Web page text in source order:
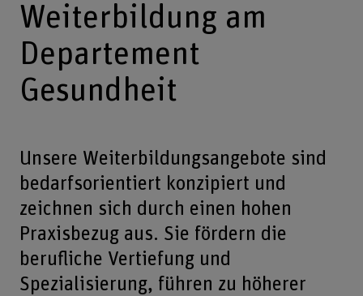
Weiterbildung am
Departement
Gesundheit
Unsere Weiterbildungsangebote sind
bedarfsorientiert konzipiert und
zeichnen sich durch einen hohen
Praxisbezug aus. Sie fördern die
berufliche Vertiefung und
Spezialisierung, führen zu höherer